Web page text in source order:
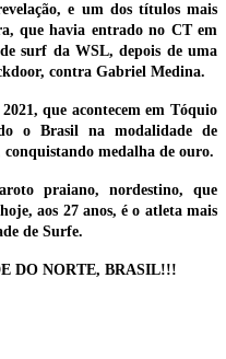
e um dos títulos mais
que havia entrado no CT em
surf da WSL, depois de uma
contra Gabriel Medina.
que acontecem em Tóquio
o Brasil na modalidade de
medalha de ouro.
praiano, nordestino, que
aos 27 anos, é o atleta mais
de Surfe.
DO NORTE, BRASIL!!!